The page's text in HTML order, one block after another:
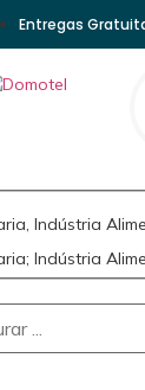
Entregas
Indústria
Indústria